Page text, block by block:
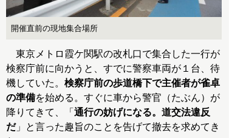
開催直前の現地集合場所
東京メトロ霞ケ関駅の改札口で集合した一行が
検察庁前に向かうと、すでに警察車両が１台、待
機していた。 検察庁前の歩道橋下で主催者が雀卓
の準備を始める。すぐに車から警官（たぶん）が
降りてきて、「 通行の妨げになる。道交法違反
だ」と言った趣旨のことを告げて撤去を求めてき